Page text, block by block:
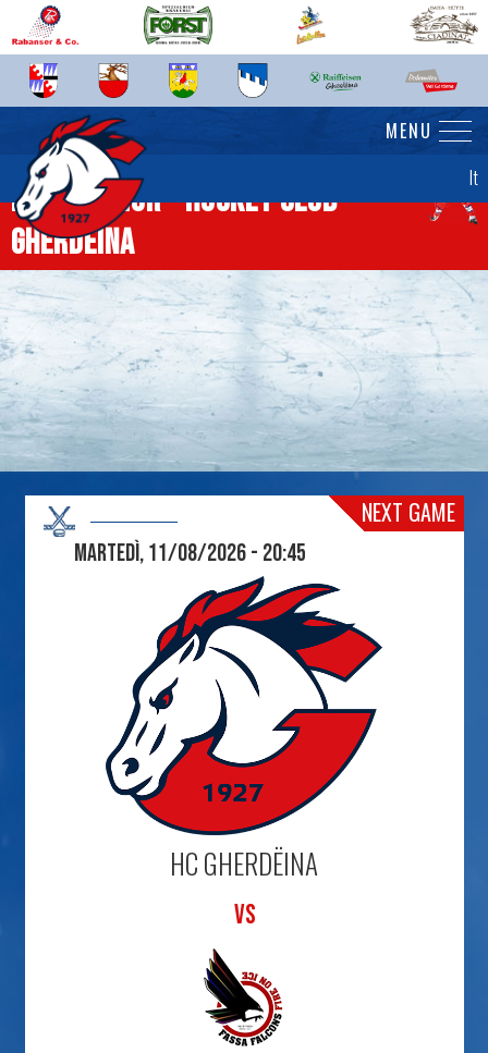
It
MENU
News senior - Hockey Club
Gherdëina
NEXT GAME
Martedì, 11/08/2026 - 20:45
HC GHERDËINA
VS